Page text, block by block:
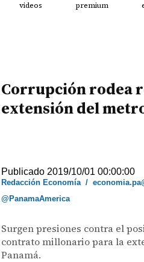
videos premium
Corrupción rodea
extensión del
Publicado 2019/10/01 00:00:00
Redacción Economía/
@PanamaAmerica
Surgen presiones contra el
contrato millonario para la
Panamá.